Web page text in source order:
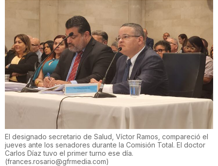
El designado secretario de Salud, Víctor Ramos, compareció el
jueves ante los senadores durante la Comisión Total. El doctor
Carlos Díaz tuvo el primer turno ese día.
(frances.rosario@gfrmedia.com)